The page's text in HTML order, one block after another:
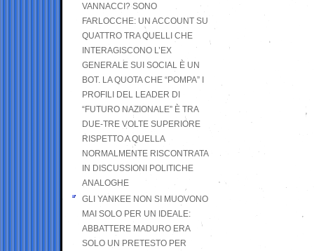
VANNACCI? SONO
FARLOCCHE: UN ACCOUNT SU
QUATTRO TRA QUELLI CHE
INTERAGISCONO L’EX
GENERALE SUI SOCIAL È UN
BOT. LA QUOTA CHE “POMPA” I
PROFILI DEL LEADER DI
“FUTURO NAZIONALE” È TRA
DUE-TRE VOLTE SUPERIORE
RISPETTO A QUELLA
NORMALMENTE RISCONTRATA
IN DISCUSSIONI POLITICHE
ANALOGHE
GLI YANKEE NON SI MUOVONO
MAI SOLO PER UN IDEALE:
ABBATTERE MADURO ERA
SOLO UN PRETESTO PER